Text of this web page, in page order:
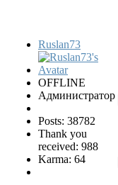
Ruslan73
OFFLINE
Администратор
Posts: 38782
Thank you
received: 988
Karma: 64